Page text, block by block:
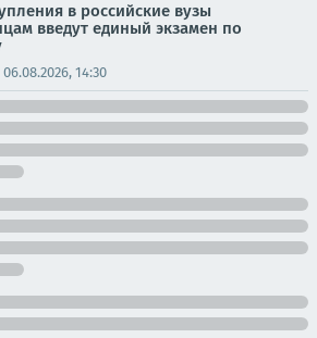
в российские вузы
введут единый экзамен по
06.08.2026, 14:30